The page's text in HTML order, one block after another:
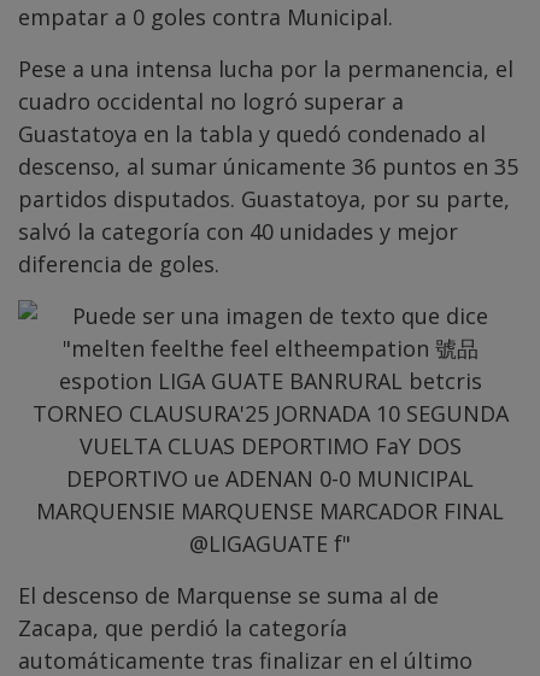
empatar a 0 goles contra Municipal.
Pese a una intensa lucha por la permanencia, el
cuadro occidental no logró superar a
Guastatoya en la tabla y quedó condenado al
descenso, al sumar únicamente 36 puntos en 35
partidos disputados. Guastatoya, por su parte,
salvó la categoría con 40 unidades y mejor
diferencia de goles.
El descenso de Marquense se suma al de
Zacapa, que perdió la categoría
automáticamente tras finalizar en el último